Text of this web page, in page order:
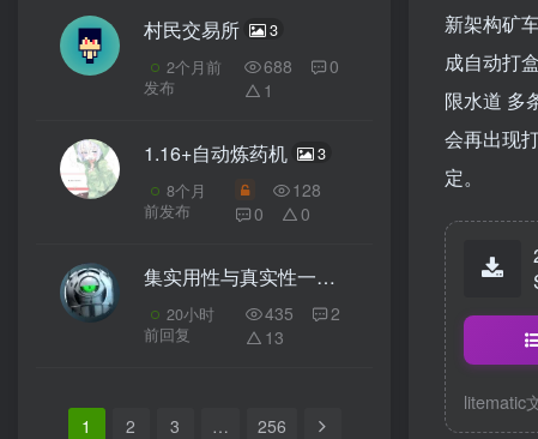
村民交易所 3
2个月前
发布
688
0
1
1.16+自动炼药机 3
8个月
前发布
128
0
0
集实用性与真实性一体的广东自建房 4
20小时
前回复
435
2
13
1 2 3 …
256
新架构矿
成自动打
限水道 多
会再出现
定。
litematic